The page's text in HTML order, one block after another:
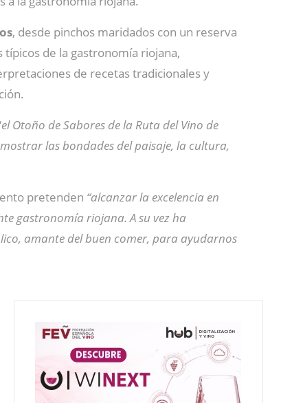
, desde pinchos maridados con un reserva
de la gastronomía riojana,
de recetas tradicionales y
el Otoño de Sabores de la Ruta del Vino de
las bondades del paisaje, la cultura,
pretenden “alcanzar la excelencia en
gastronomía riojana. A su vez ha
amante del buen comer, para ayudarnos